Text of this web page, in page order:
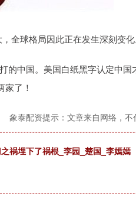
全球格局因此正在发生深刻变化
的中国。美国白纸黑字认定中国
了！
象泰配资提示：文章来自网络，不
祸埋下了祸根_李园_楚国_李嫣嫣